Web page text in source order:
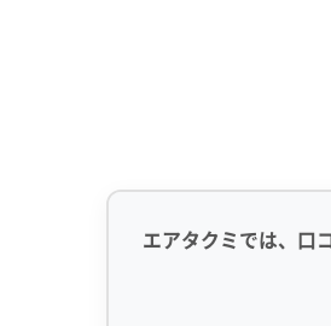
の「道路の油汚れ」と
なぜ、大府市のエ
国道を走る大型車
エアタクミでは、口